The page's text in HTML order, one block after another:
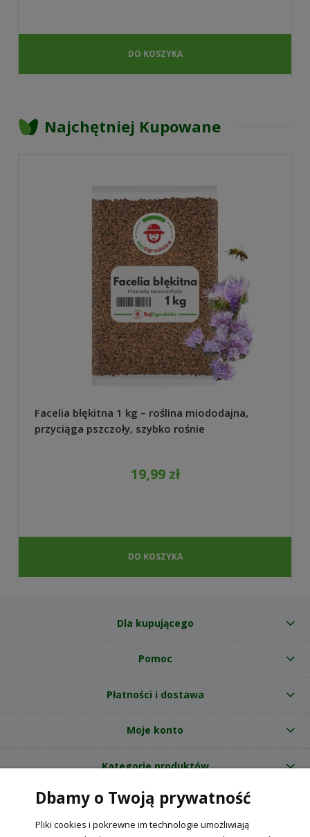
DO KOSZYKA
Najchętniej Kupowane
Facelia błękitna 1 kg – roślina miododajna,
przyciąga pszczoły, szybko rośnie
19,99 zł
DO KOSZYKA
Dla kupującego
Pomoc
Płatności i dostawa
Moje konto
Kategorie produktów
O nas
Internetowy sklep ogrodniczy z nasionami RajOgrodnika.pl
Dbamy o Twoją prywatność
Pliki cookies i pokrewne im technologie umożliwiają